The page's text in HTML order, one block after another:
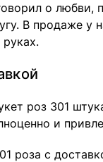
о любви,
В продаже
роз 301
и
роза с